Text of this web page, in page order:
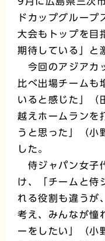
ドカップグループ
大会もトップを目
期待している」と
今回のアジアカ
比べ出場チームも
いると感じた」（
越えホームランを
うと思った」（小
した。
侍ジャパン女子
け、「チームと侍
れる役割も違うが
考え、みんなが憧
ーをしたい」（小